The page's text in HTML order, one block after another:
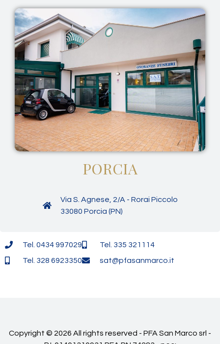
PORCIA
Via S. Agnese, 2/A - Rorai Piccolo
33080 Porcia (PN)
Tel. 0434 997029
Tel. 335 321114
Tel. 328 6923350
sat@pfasanmarco.it
Copyright © 2026 All rights reserved - PFA San Marco srl -